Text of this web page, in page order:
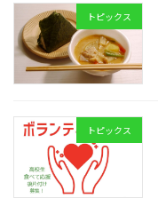
トピックス
トピックス